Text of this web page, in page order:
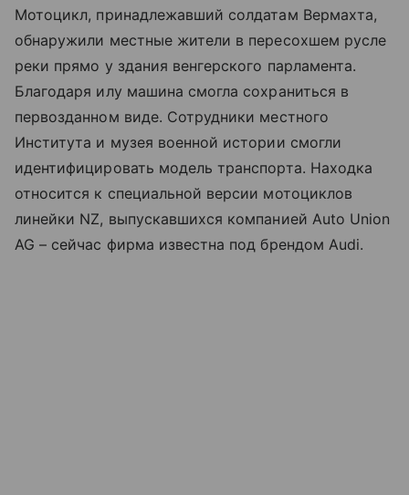
Мотоцикл, принадлежавший солдатам Вермахта,
обнаружили местные жители в пересохшем русле
реки прямо у здания венгерского парламента.
Благодаря илу машина смогла сохраниться в
первозданном виде. Сотрудники местного
Института и музея военной истории смогли
идентифицировать модель транспорта. Находка
относится к специальной версии мотоциклов
линейки NZ, выпускавшихся компанией Auto Union
AG – сейчас фирма известна под брендом Audi.